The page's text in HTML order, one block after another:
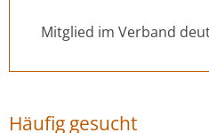
Mitglied im Verband
Häufig gesucht